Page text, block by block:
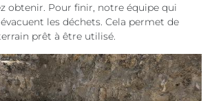
obtenir. Pour finir, notre équipe qui
les déchets. Cela permet de
prêt à être utilisé.